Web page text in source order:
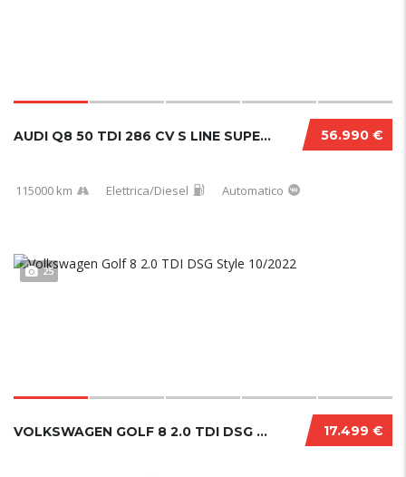
56.990 €
AUDI Q8 50 TDI 286 CV S LINE SUPER FULL
115000 km Elettrica/Diesel Automatico
25
17.499 €
VOLKSWAGEN GOLF 8 2.0 TDI DSG STYLE 10/2022...